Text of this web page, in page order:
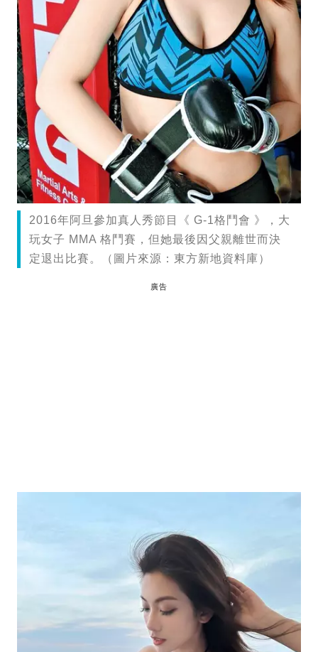
2016年阿旦參加真人秀節目《 G-1格鬥會 》，大
玩女子 MMA 格鬥賽，但她最後因父親離世而決
定退出比賽。（圖片來源：東方新地資料庫）
廣告